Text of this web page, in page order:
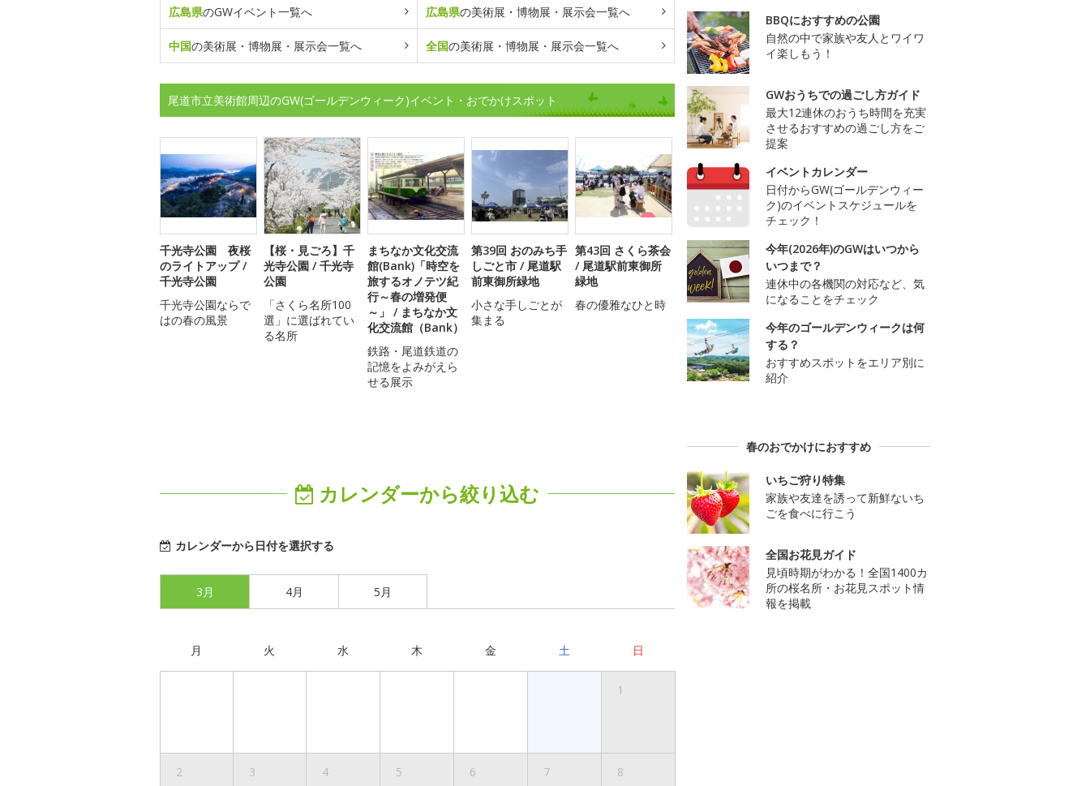
広島県のGWイベント一覧へ 広島県の美術展・博物展・展示会一覧へ
中国の美術展・博物展・展示会一覧へ 全国の美術展・博物展・展示会一覧へ
尾道市立美術館周辺のGW(ゴールデンウィーク)イベント・おでかけスポット
千光寺公園 夜桜
のライトアップ /
千光寺公園
千光寺公園ならで
はの春の風景
【桜・見ごろ】千
光寺公園 / 千光寺
公園
「さくら名所100
選」に選ばれてい
る名所
まちなか文化交流
館(Bank)「時空を
旅するオノテツ紀
行～春の増発便
～」 / まちなか文
化交流館（Bank）
鉄路・尾道鉄道の
記憶をよみがえら
せる展示
第39回 おのみち手
しごと市 / 尾道駅
前東御所緑地
小さな手しごとが
集まる
第43回 さくら茶会
/ 尾道駅前東御所
緑地
春の優雅なひと時
カレンダーから絞り込む
カレンダーから日付を選択する
3月 4月 5月
月 火 水 木 金 土 日
1
2 3 4 5 6 7 8
BBQにおすすめの公園
自然の中で家族や友人とワイワ
イ楽しもう！
GWおうちでの過ごし方ガイド
最大12連休のおうち時間を充実
させるおすすめの過ごし方をご
提案
イベントカレンダー
日付からGW(ゴールデンウィー
ク)のイベントスケジュールを
チェック！
今年(2026年)のGWはいつから
いつまで？
連休中の各機関の対応など、気
になることをチェック
今年のゴールデンウィークは何
する？
おすすめスポットをエリア別に
紹介
春のおでかけにおすすめ
いちご狩り特集
家族や友達を誘って新鮮ないち
ごを食べに行こう
全国お花見ガイド
見頃時期がわかる！全国1400カ
所の桜名所・お花見スポット情
報を掲載